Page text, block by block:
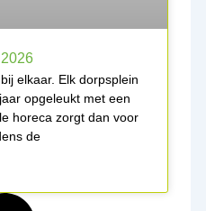
elkaar. Elk dorpsplein
opgeleukt met een
horeca zorgt dan voor
de